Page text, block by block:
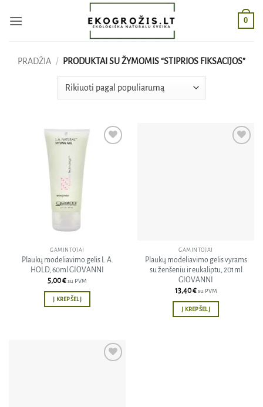
0
PRADŽIA / PRODUKTAI SU ŽYMOMIS “STIPRIOS FIKSACIJOS”
GAMINTOJAI
Plaukų modeliavimo gelis L.A.
HOLD, 60ml GIOVANNI
5,00€su PVM
Į KREPŠELĮ
GAMINTOJAI
Plaukų modeliavimo gelis vyrams
su ženšeniu ir eukaliptu, 201ml
GIOVANNI
13,40€ su PVM
Į KREPŠELĮ